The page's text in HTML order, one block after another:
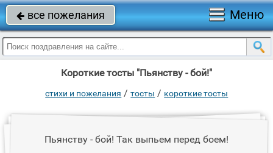
 все пожелания Меню
Короткие тосты "Пьянству - бой!"
стихи и пожелания /тосты / короткие тосты
Пьянству - бой! Так выпьем перед боем!